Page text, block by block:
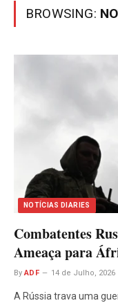
BROWSING:
NOTÍCIAS DIARIES
Combatentes
Ameaça para
By ADF 14 de Julho, 2026
A Rússia trava uma